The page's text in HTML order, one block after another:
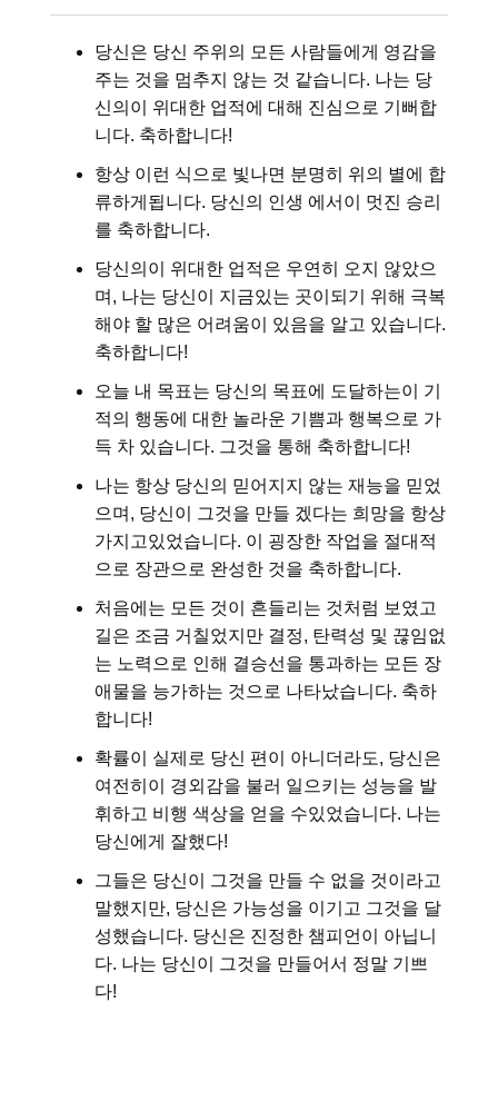
당신은 당신 주위의 모든 사람들에게 영감을
주는 것을 멈추지 않는 것 같습니다. 나는 당
신의이 위대한 업적에 대해 진심으로 기뻐합
니다. 축하합니다!
항상 이런 식으로 빛나면 분명히 위의 별에 합
류하게됩니다. 당신의 인생 에서이 멋진 승리
를 축하합니다.
당신의이 위대한 업적은 우연히 오지 않았으
며, 나는 당신이 지금있는 곳이되기 위해 극복
해야 할 많은 어려움이 있음을 알고 있습니다.
축하합니다!
오늘 내 목표는 당신의 목표에 도달하는이 기
적의 행동에 대한 놀라운 기쁨과 행복으로 가
득 차 있습니다. 그것을 통해 축하합니다!
나는 항상 당신의 믿어지지 않는 재능을 믿었
으며, 당신이 그것을 만들 겠다는 희망을 항상
가지고있었습니다. 이 굉장한 작업을 절대적
으로 장관으로 완성한 것을 축하합니다.
처음에는 모든 것이 흔들리는 것처럼 보였고
길은 조금 거칠었지만 결정, 탄력성 및 끊임없
는 노력으로 인해 결승선을 통과하는 모든 장
애물을 능가하는 것으로 나타났습니다. 축하
합니다!
확률이 실제로 당신 편이 아니더라도, 당신은
여전히이 경외감을 불러 일으키는 성능을 발
휘하고 비행 색상을 얻을 수있었습니다. 나는
당신에게 잘했다!
그들은 당신이 그것을 만들 수 없을 것이라고
말했지만, 당신은 가능성을 이기고 그것을 달
성했습니다. 당신은 진정한 챔피언이 아닙니
다. 나는 당신이 그것을 만들어서 정말 기쁘
다!